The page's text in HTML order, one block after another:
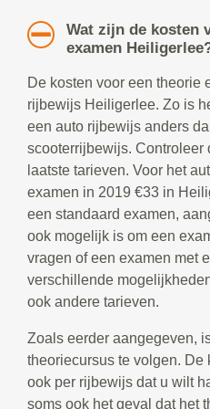
Wat zijn de kosten
examen
De kosten voor een theorie
rijbewijs Heiligerlee. Zo is
een auto rijbewijs anders
scooterrijbewijs. Controleer
laatste tarieven. Voor het
examen in 2019 €33 in
een standaard examen,
ook mogelijk is om een
vragen of een examen met
verschillende
ook andere tarieven.
Zoals eerder aangegeven,
theoriecursus te volgen.
ook per rijbewijs dat u wilt
soms ook het geval dat het